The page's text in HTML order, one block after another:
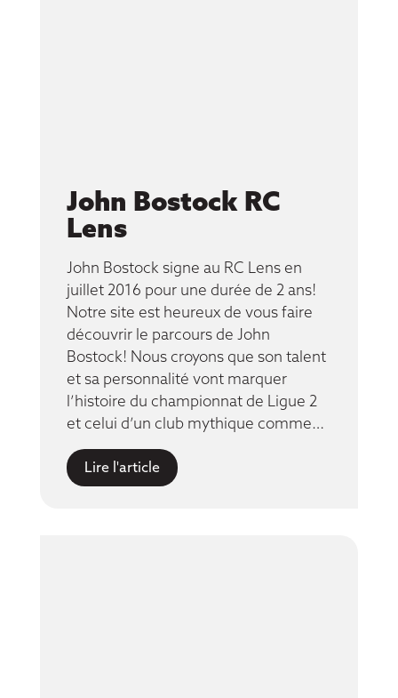
John Bostock RC
Lens
John Bostock signe au RC Lens en
juillet 2016 pour une durée de 2 ans!
Notre site est heureux de vous faire
découvrir le parcours de John
Bostock! Nous croyons que son talent
et sa personnalité vont marquer
l’histoire du championnat de Ligue 2
et celui d’un club mythique comme…
Lire l'article